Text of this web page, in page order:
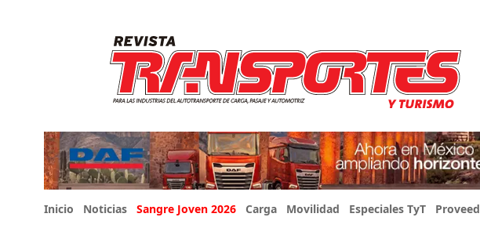
Inicio Noticias Sangre Joven 2026 Carga Movilidad Especiales TyT